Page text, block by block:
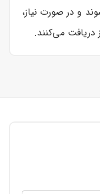
و در صورت نیاز،
دریافت می‌کنند.